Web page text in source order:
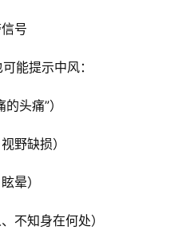
号
能提示中风：
头痛”）
野缺损）
晕）
不知身在何处）